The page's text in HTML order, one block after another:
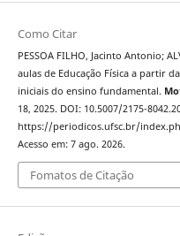
Como Citar
PESSOA FILHO, Jacinto Antonio;
aulas de Educação Física a partir
iniciais do ensino fundamental.
18, 2025. DOI: 10.5007/2175-
https://periodicos.ufsc.br/
Acesso em: 7 ago. 2026.
Fomatos de Citação